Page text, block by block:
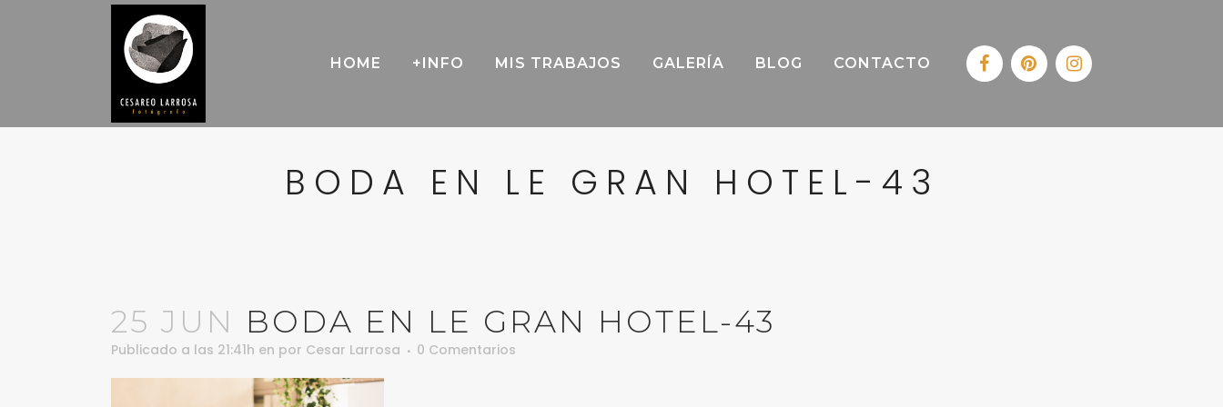
HOME +INFO MIS TRABAJOS GALERÍA BLOG CONTACTO
BODA EN LE GRAN HOTEL-43
25 JUN BODA EN LE GRAN HOTEL-43
Publicado a las 21:41h en por Cesar Larrosa 0 Comentarios